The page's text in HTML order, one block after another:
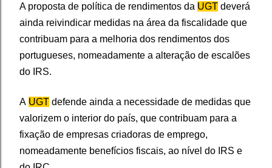
A proposta de política de rendimentos da UGT deverá
ainda reivindicar medidas na área da fiscalidade que
contribuam para a melhoria dos rendimentos dos
portugueses, nomeadamente a alteração de escalões
do IRS.
A UGT defende ainda a necessidade de medidas que
valorizem o interior do país, que contribuam para a
fixação de empresas criadoras de emprego,
nomeadamente benefícios fiscais, ao nível do IRS e